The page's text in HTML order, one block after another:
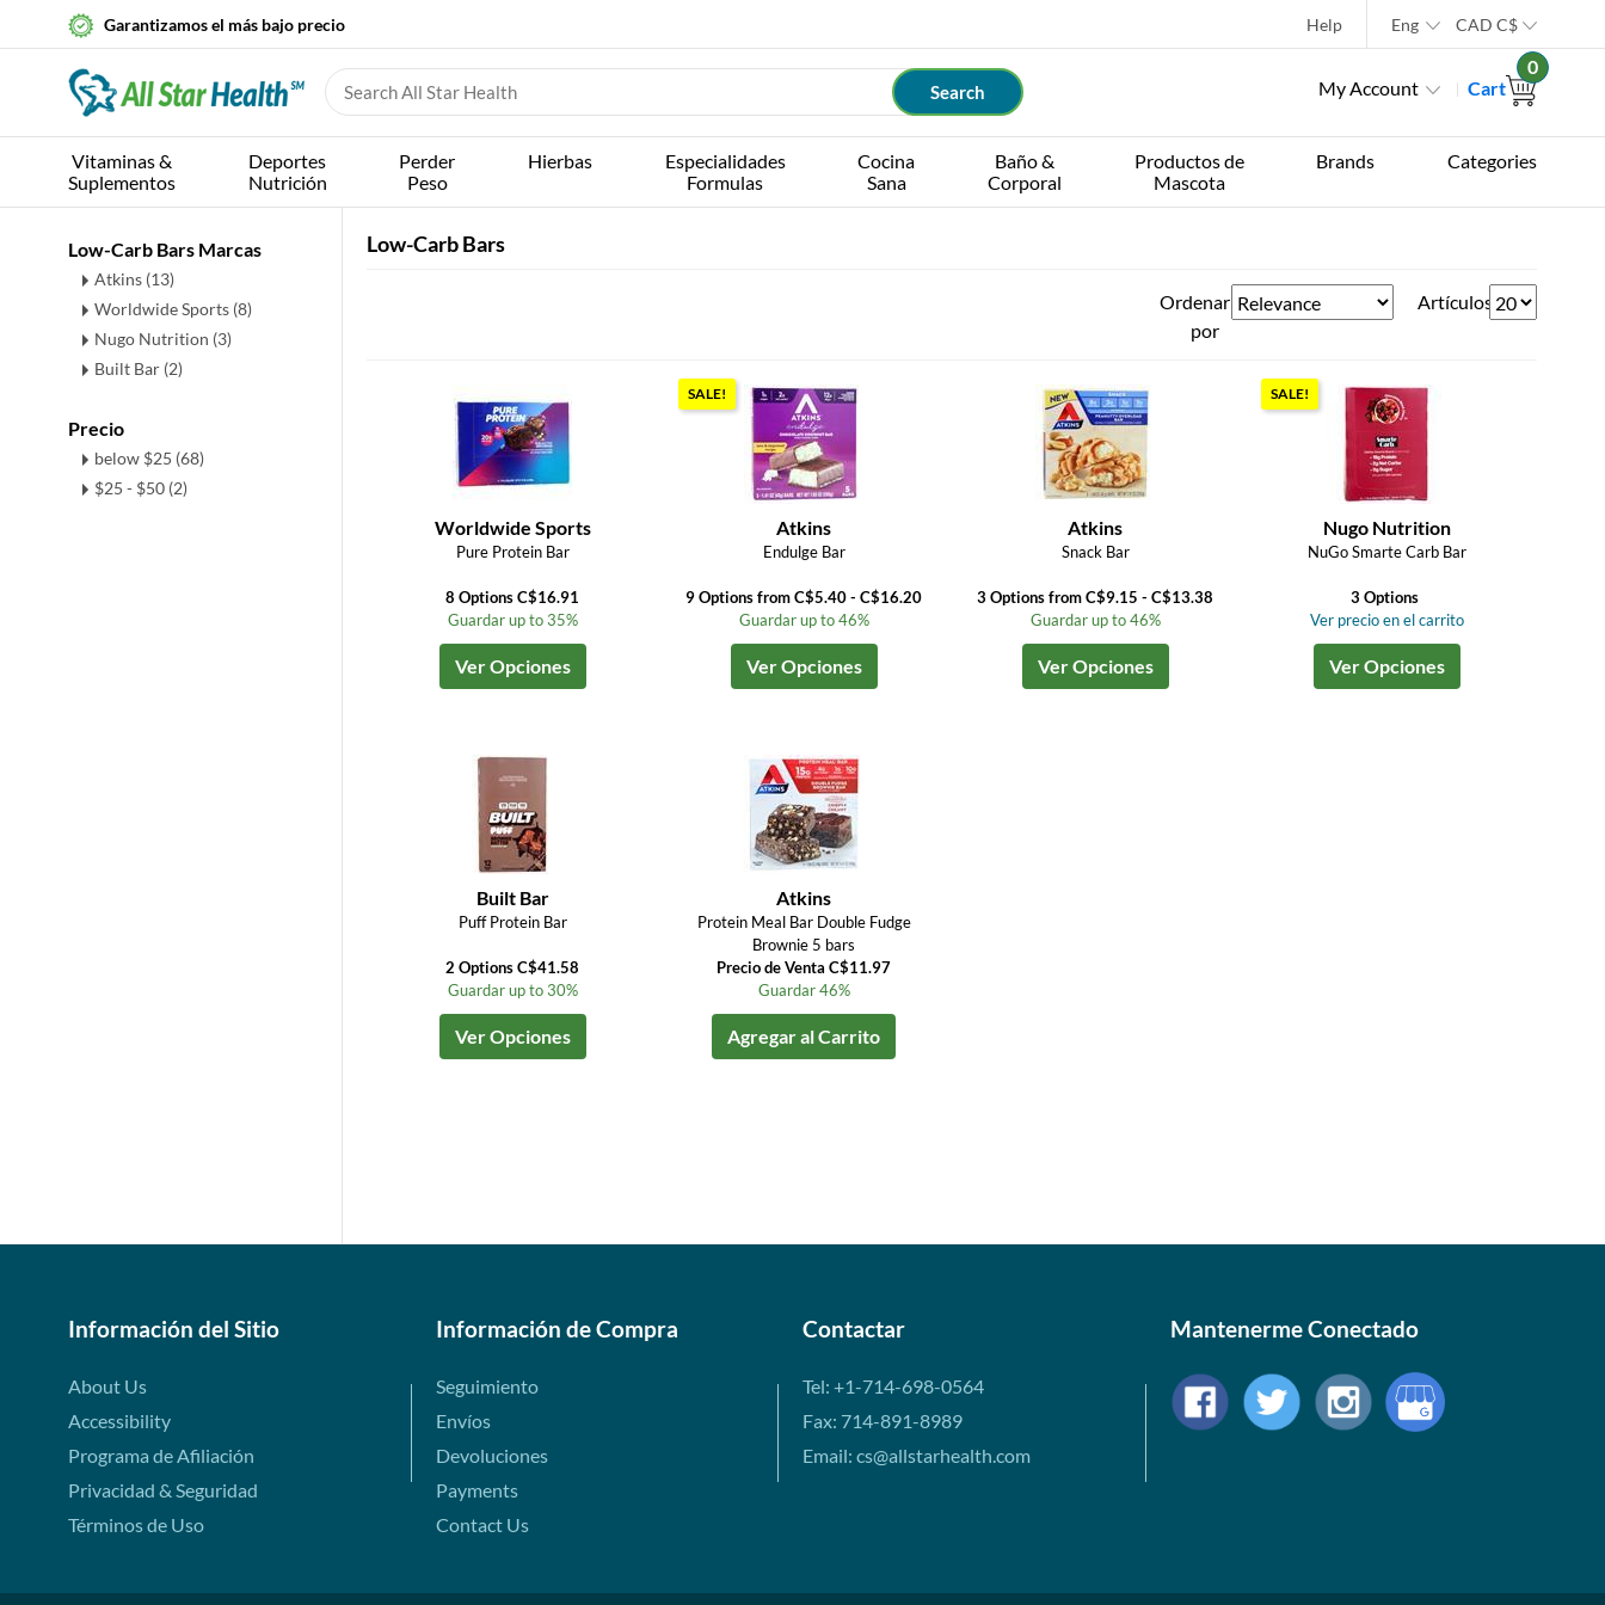
Garantizamos el más bajo precio Help Eng CAD C$
My Account Cart
0
Vitaminas &
Suplementos
Deportes
Nutrición
Perder
Peso
Hierbas
Especialidades
Formulas
Cocina
Sana
Baño &
Corporal
Productos de
Mascota
Brands Categories
Low-Carb Bars Marcas
Atkins (13)
Worldwide Sports (8)
Nugo Nutrition (3)
Built Bar (2)
Precio
below $25 (68)
$25 - $50 (2)
Low-Carb Bars
Ordenar
por
Artículos
Worldwide Sports
Pure Protein Bar
8 Options C$16.91
Guardar up to 35%
Ver Opciones
SALE!
Atkins
Endulge Bar
9 Options from C$5.40 - C$16.20
Guardar up to 46%
Ver Opciones
Atkins
Snack Bar
3 Options from C$9.15 - C$13.38
Guardar up to 46%
Ver Opciones
SALE!
Nugo Nutrition
NuGo Smarte Carb Bar
3 Options
Ver precio en el carrito
Ver Opciones
Built Bar
Puff Protein Bar
2 Options C$41.58
Guardar up to 30%
Ver Opciones
Atkins
Protein Meal Bar Double Fudge
Brownie 5 bars
Precio de Venta C$11.97
Guardar 46%
Agregar al Carrito
Información del Sitio
About Us
Accessibility
Programa de Afiliación
Privacidad & Seguridad
Términos de Uso
Información de Compra
Seguimiento
Envíos
Devoluciones
Payments
Contact Us
Contactar
Tel: +1-714-698-0564
Fax: 714-891-8989
Email: cs@allstarhealth.com
Mantenerme Conectado